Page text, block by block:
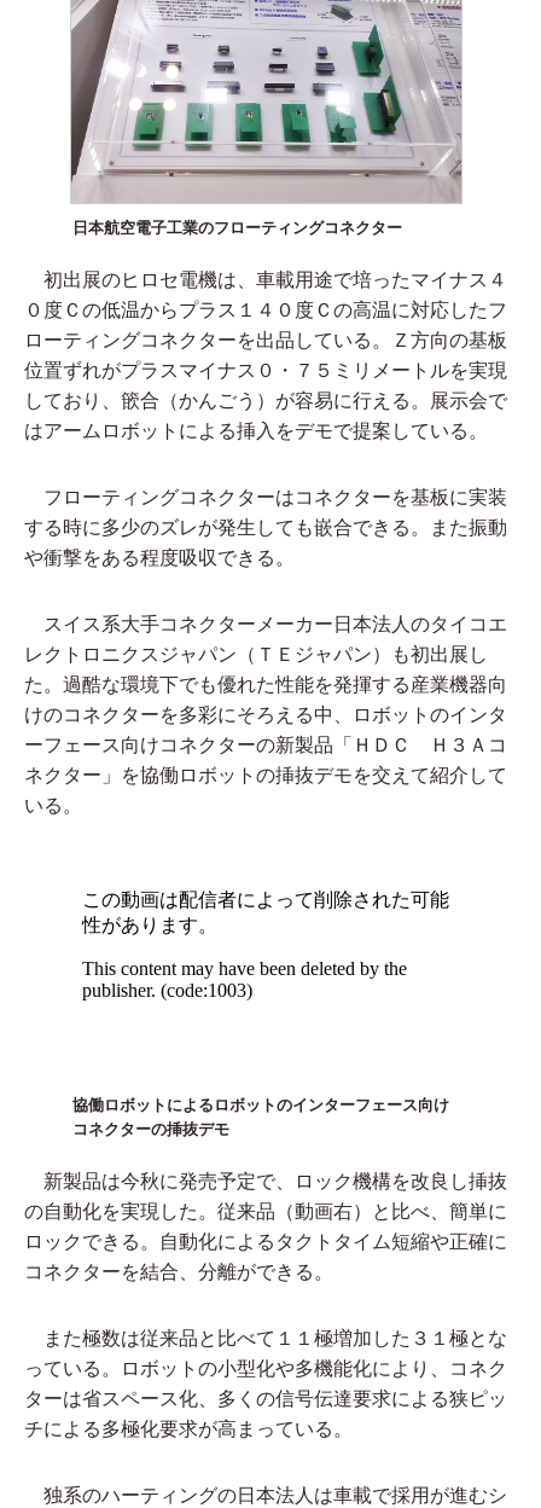
日本航空電子工業のフローティングコネクター
初出展のヒロセ電機は、車載用途で培ったマイナス４
０度Ｃの低温からプラス１４０度Ｃの高温に対応したフ
ローティングコネクターを出品している。Ｚ方向の基板
位置ずれがプラスマイナス０・７５ミリメートルを実現
しており、篏合（かんごう）が容易に行える。展示会で
はアームロボットによる挿入をデモで提案している。
フローティングコネクターはコネクターを基板に実装
する時に多少のズレが発生しても嵌合できる。また振動
や衝撃をある程度吸収できる。
スイス系大手コネクターメーカー日本法人のタイコエ
レクトロニクスジャパン（ＴＥジャパン）も初出展し
た。過酷な環境下でも優れた性能を発揮する産業機器向
けのコネクターを多彩にそろえる中、ロボットのインタ
ーフェース向けコネクターの新製品「ＨＤＣ Ｈ３Ａコ
ネクター」を協働ロボットの挿抜デモを交えて紹介して
いる。
協働ロボットによるロボットのインターフェース向け
コネクターの挿抜デモ
新製品は今秋に発売予定で、ロック機構を改良し挿抜
の自動化を実現した。従来品（動画右）と比べ、簡単に
ロックできる。自動化によるタクトタイム短縮や正確に
コネクターを結合、分離ができる。
また極数は従来品と比べて１１極増加した３１極とな
っている。ロボットの小型化や多機能化により、コネク
ターは省スペース化、多くの信号伝達要求による狭ピッ
チによる多極化要求が高まっている。
独系のハーティングの日本法人は車載で採用が進むシ